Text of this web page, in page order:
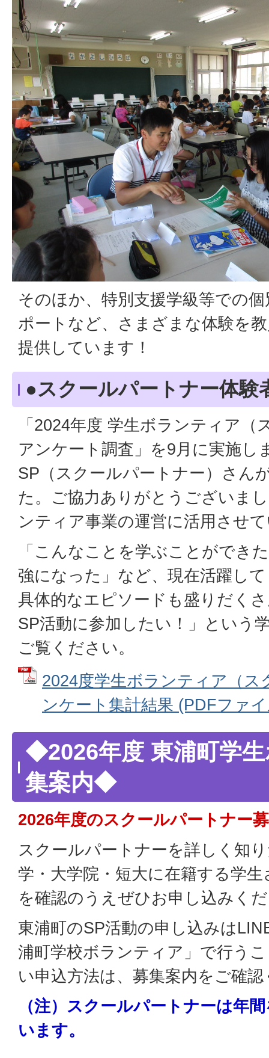
そのほか、特別支援学級等での
ポートなど、さまざまな体験を
提供しています！
●スクールパートナー体験
「2024年度 学生ボランティア（
アンケート調査」を9月に実施し
SP（スクールパートナー）さん
た。ご協力ありがとうございま
ンティア事業の運営に活用させ
「こんなことを学ぶことができ
強になった」など、現在活躍し
具体的なエピソードも盛りだく
SP活動に参加したい！」という
ご覧ください。
2024度学生ボランティア（ス
ンケート集計結果 (PDFファ
◆2026年度 東浦町学
集案内◆
2026年度のスクールパートナー
スクールパートナーを詳しく知
学・大学院・短大に在籍する学
を確認のうえぜひお申し込みく
東浦町のSP活動の申し込みは
浦町学校ボランティア」で行う
い申込方法は、募集案内をご確
（注）スクールパートナーは年
います。